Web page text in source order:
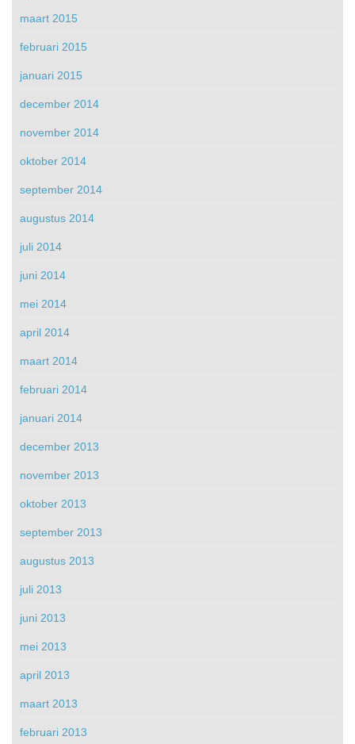
maart 2015
februari 2015
januari 2015
december 2014
november 2014
oktober 2014
september 2014
augustus 2014
juli 2014
juni 2014
mei 2014
april 2014
maart 2014
februari 2014
januari 2014
december 2013
november 2013
oktober 2013
september 2013
augustus 2013
juli 2013
juni 2013
mei 2013
april 2013
maart 2013
februari 2013